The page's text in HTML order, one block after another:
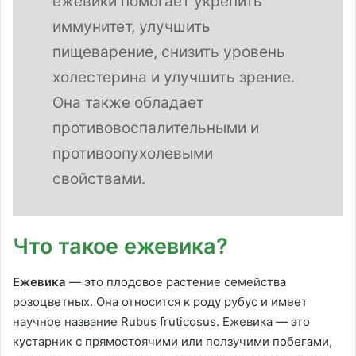
иммунитет, улучшить
пищеварение, снизить уровень
холестерина и улучшить зрение.
Она также обладает
противовоспалительными и
противоопухолевыми
свойствами.
Что такое ежевика?
Ежевика — это плодовое растение семейства
розоцветных. Она относится к роду рубус и имеет
научное название Rubus fruticosus. Ежевика — это
кустарник с прямостоячими или ползучими побегами,